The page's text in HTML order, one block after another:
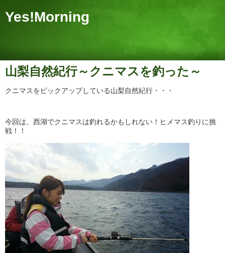
Yes!Morning
山梨自然紀行～クニマスを釣った～
クニマスをピックアップしている山梨自然紀行・・・
今回は、西湖でクニマスは釣れるかもしれない！ヒメマス釣りに挑
戦！！